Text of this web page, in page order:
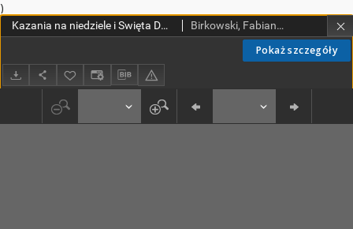
)
Pokaż szczegóły
Kazania na niedziele i Swięta Doroczne. T. 2, cz. 2, Teraz nowo wydana. W ktorej wspomnieni są w metrykę Kościoła rzymskiego katholickiego dawno, y świeźo wpisani Birkowski, Fabian (1566-1636)